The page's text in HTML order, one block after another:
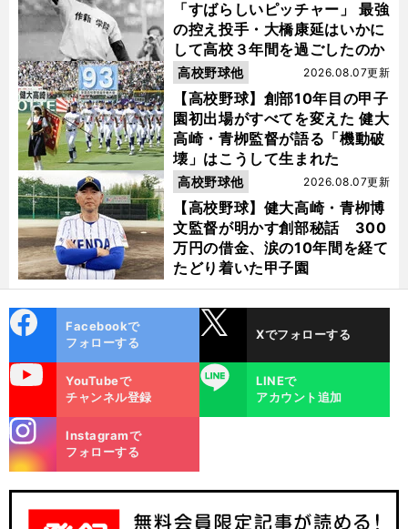
「すばらしいピッチャー」 最強
の控え投手・大橋康延はいかに
して高校３年間を過ごしたのか
【高校野球】創部10年目の甲子
園初出場がすべてを変えた 健大
高崎・青栁監督が語る「機動破
壊」はこうして生まれた
2026.08.07更新
高校野球他
【高校野球】健大高崎・青栁博
文監督が明かす創部秘話 300
万円の借金、涙の10年間を経て
たどり着いた甲子園
2026.08.07更新
高校野球他
ok
Facebookで
フォローする
Xでフォローする
YouTubeで
チャンネル登録
LINE
LINEで
アカウント追加
m
Instagramで
フォローする